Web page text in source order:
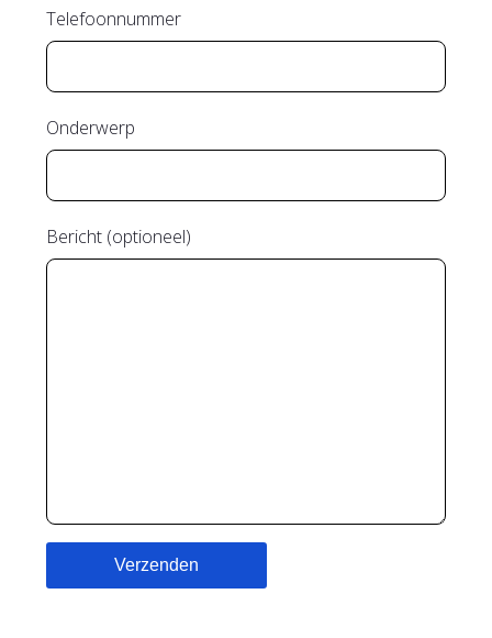
Telefoonnummer
Onderwerp
Bericht (optioneel)